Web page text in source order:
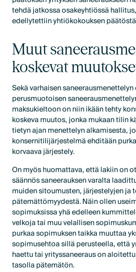
tehdä jatkossa osakeyhtiössä
edellytettiin yhtiökokouksen
Muut
koskevat
Sekä varhaisen
perusmuotoisen
maksukieltoon on niin ikään tehty
koskeva muutos, jonka mukaan tilin
tietyn ajan menettelyn alkamisesta,
konsernitilijärjestelmä ehditään
korvaava järjestely.
On myös huomattava, että lakiin on
säännös saneerauksen varalta
muiden sitoumusten, järjestelyjen ja
pätemättömyydestä. Näin ollen
sopimuksissa yhä edelleen
velkoja tai muu velallisen
purkaa sopimuksen taikka muuttaa
sopimusehtoa sillä perusteella, että
haettu tai yrityssaneeraus on
tasolla pätemätön.